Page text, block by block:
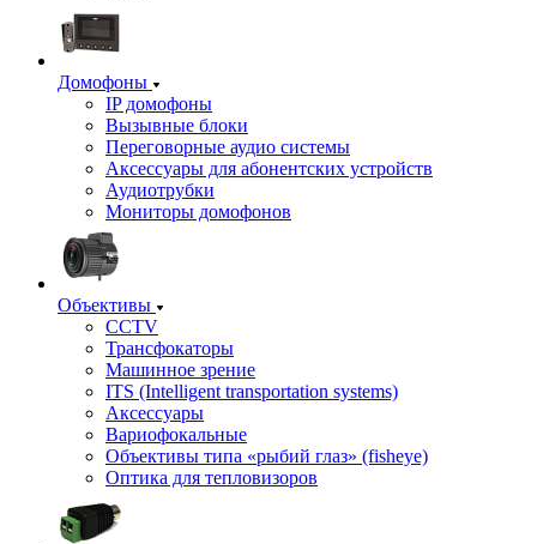
Домофоны
IP домофоны
Вызывные блоки
Переговорные аудио системы
Аксессуары для абонентских устройств
Аудиотрубки
Мониторы домофонов
Объективы
CCTV
Трансфокаторы
Машинное зрение
ITS (Intelligent transportation systems)
Аксессуары
Вариофокальные
Объективы типа «рыбий глаз» (fisheye)
Оптика для тепловизоров